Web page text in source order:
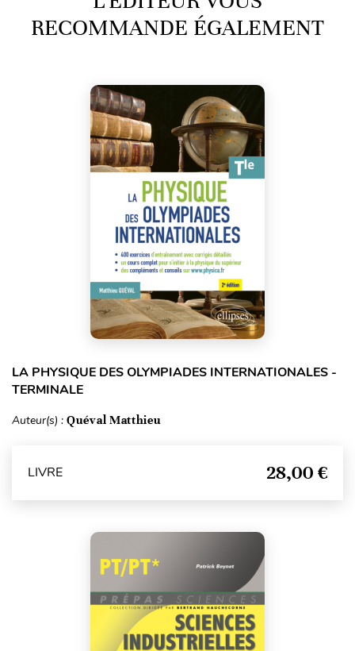
RECOMMANDE ÉGALEMENT
LA PHYSIQUE DES OLYMPIADES INTERNATIONALES -
TERMINALE
Auteur(s) : Quéval Matthieu
LIVRE 28,00 €